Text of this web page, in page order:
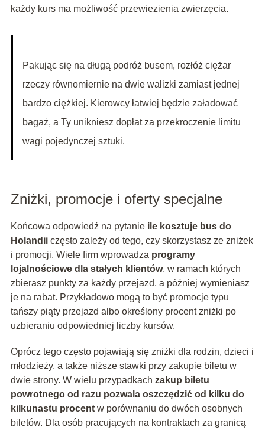
każdy kurs ma możliwość przewiezienia zwierzęcia.
Pakując się na długą podróż busem, rozłóż ciężar
rzeczy równomiernie na dwie walizki zamiast jednej
bardzo ciężkiej. Kierowcy łatwiej będzie załadować
bagaż, a Ty unikniesz dopłat za przekroczenie limitu
wagi pojedynczej sztuki.
Zniżki, promocje i oferty specjalne
Końcowa odpowiedź na pytanie ile kosztuje bus do
Holandiiczęsto zależy od tego, czy skorzystasz ze zniżek
i promocji. Wiele firm wprowadza programy
lojalnościowe dla stałych klientów, w ramach których
zbierasz punkty za każdy przejazd, a później wymieniasz
je na rabat. Przykładowo mogą to być promocje typu
tańszy piąty przejazd albo określony procent zniżki po
uzbieraniu odpowiedniej liczby kursów.
Oprócz tego często pojawiają się zniżki dla rodzin, dzieci i
młodzieży, a także niższe stawki przy zakupie biletu w
dwie strony. W wielu przypadkach zakup biletu
powrotnego od razu pozwala oszczędzić od kilku do
kilkunastu procentw porównaniu do dwóch osobnych
biletów. Dla osób pracujących na kontraktach za granicą